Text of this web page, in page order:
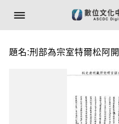
題名:刑部為宗室特爾松阿